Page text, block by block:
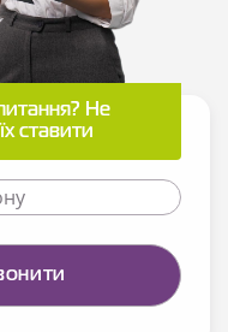
Не
ставити